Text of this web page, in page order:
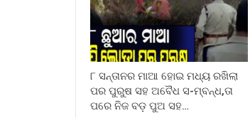
୮ ସନ୍ତାନର ମାଆ ହୋଇ ମଧ୍ୟ ରଖିଲା
ପର ପୁରୁଷ ସହ ଅବୈଧ ସ-ମ୍ବନ୍ଧ,ତା
ପରେ ନିଜ ବଡ଼ ପୁଅ ସହ…